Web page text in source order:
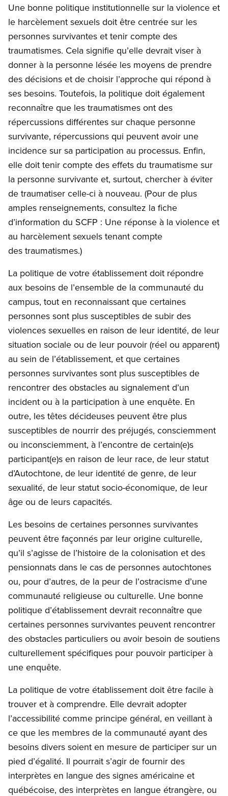
Une bonne politique institutionnelle sur la violence et
le harcèlement sexuels doit être centrée sur les
personnes survivantes et tenir compte des
traumatismes. Cela signifie qu’elle devrait viser à
donner à la personne lésée les moyens de prendre
des décisions et de choisir l’approche qui répond à
ses besoins. Toutefois, la politique doit également
reconnaître que les traumatismes ont des
répercussions différentes sur chaque personne
survivante, répercussions qui peuvent avoir une
incidence sur sa participation au processus. Enfin,
elle doit tenir compte des effets du traumatisme sur
la personne survivante et, surtout, chercher à éviter
de traumatiser celle-ci à nouveau. (Pour de plus
amples renseignements, consultez la fiche
d’information du SCFP : Une réponse à la violence et
au harcèlement sexuels tenant compte
des traumatismes.)
La politique de votre établissement doit répondre
aux besoins de l’ensemble de la communauté du
campus, tout en reconnaissant que certaines
personnes sont plus susceptibles de subir des
violences sexuelles en raison de leur identité, de leur
situation sociale ou de leur pouvoir (réel ou apparent)
au sein de l’établissement, et que certaines
personnes survivantes sont plus susceptibles de
rencontrer des obstacles au signalement d’un
incident ou à la participation à une enquête. En
outre, les têtes décideuses peuvent être plus
susceptibles de nourrir des préjugés, consciemment
ou inconsciemment, à l’encontre de certain(e)s
participant(e)s en raison de leur race, de leur statut
d’Autochtone, de leur identité de genre, de leur
sexualité, de leur statut socio-économique, de leur
âge ou de leurs capacités.
Les besoins de certaines personnes survivantes
peuvent être façonnés par leur origine culturelle,
qu’il s’agisse de l’histoire de la colonisation et des
pensionnats dans le cas de personnes autochtones
ou, pour d’autres, de la peur de l’ostracisme d’une
communauté religieuse ou culturelle. Une bonne
politique d’établissement devrait reconnaître que
certaines personnes survivantes peuvent rencontrer
des obstacles particuliers ou avoir besoin de soutiens
culturellement spécifiques pour pouvoir participer à
une enquête.
La politique de votre établissement doit être facile à
trouver et à comprendre. Elle devrait adopter
l’accessibilité comme principe général, en veillant à
ce que les membres de la communauté ayant des
besoins divers soient en mesure de participer sur un
pied d’égalité. Il pourrait s’agir de fournir des
interprètes en langue des signes américaine et
québécoise, des interprètes en langue étrangère, ou